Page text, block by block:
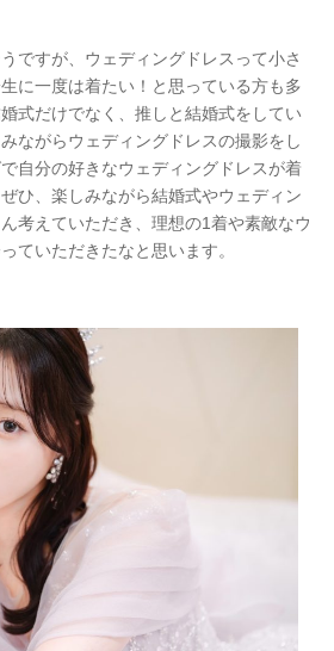
ですが、ウェディングドレスって小さ
に一度は着たい！と思っている方も多
式だけでなく、推しと結婚式をしてい
ながらウェディングドレスの撮影をし
自分の好きなウェディングドレスが着
ひ、楽しみながら結婚式やウェディン
考えていただき、理想の1着や素敵なウ
ていただきたなと思います。